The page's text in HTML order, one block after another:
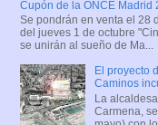
Cupón de la ONCE Madrid
Se pondrán en venta el 28
del jueves 1 de octubre
se unirán al sueño de Ma...
El proyecto
Caminos
La
Carmena,